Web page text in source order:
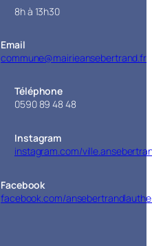
8h à 13h30
Email
commune@mairieansebertrand.fr
Téléphone
0590 89 48 48
Instagram
instagram.com/
Facebook
facebook.com/